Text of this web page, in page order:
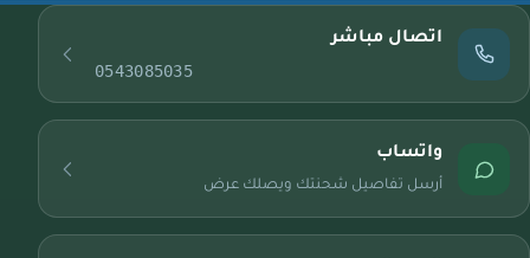
اتصال مباشر
0543085035
واتساب
أرسل تفاصيل شحنتك ويصلك عرض